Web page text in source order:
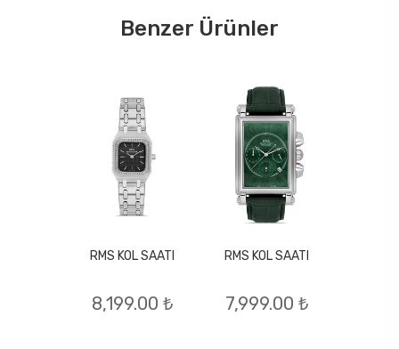
Benzer Ürünler
RMS KOL SAATI
8,199.00 ₺
RMS KOL SAATI
7,999.00 ₺